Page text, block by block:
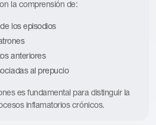
la comprensión de:
los episodios
anteriores
al prepucio
es fundamental para distinguir la
inflamatorios crónicos.